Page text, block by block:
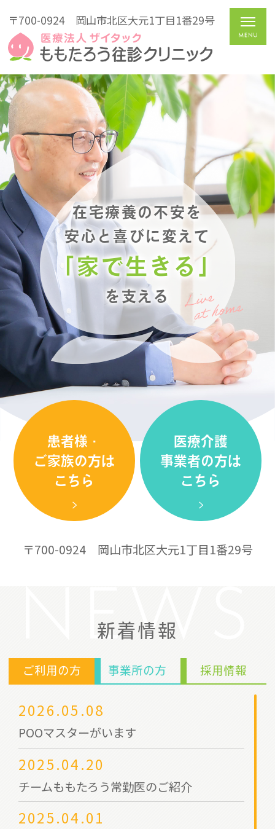
〒700-0924 岡山市北区大元1丁目1番29号
在宅療養の不安を
安心と喜びに変えて
「家で生きる」
を支える
患者様・
ご家族の方は
こちら
医療介護
事業者の方は
こちら
〒700-0924 岡山市北区大元1丁目1番29号
新着情報
NEWS
ご利用の方 事業所の方 採用情報
2026.05.08
POOマスターがいます
2025.04.20
チームももたろう常勤医のご紹介
2025.04.01